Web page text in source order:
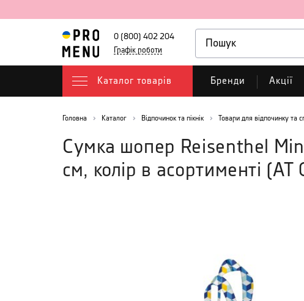
0 (800) 402 204
Графік роботи
Каталог товарів Бренди Акції
Головна Каталог Відпочинок та пікнік Товари для відпочинку та
Сумка шопер Reisenthel
см, колір в асортименті (AT